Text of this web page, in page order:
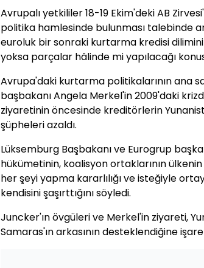
Avrupalı yetkililer 18-19 Ekim'deki AB
politika hamlesinde bulunması talebinde
euroluk bir sonraki kurtarma kredisi
yoksa parçalar hâlinde mi yapılacağı
Avrupa'daki kurtarma politikalarının ana
başbakanı Angela Merkel'in 2009'daki
ziyaretinin öncesinde kreditörlerin
şüpheleri azaldı.
Lüksemburg Başbakanı ve Eurogrup
hükümetinin, koalisyon ortaklarının
her şeyi yapma kararlılığı ve isteğiyle
kendisini şaşırttığını söyledi.
Juncker'ın övgüleri ve Merkel'in ziyareti,
Samaras'ın arkasının desteklendiğine